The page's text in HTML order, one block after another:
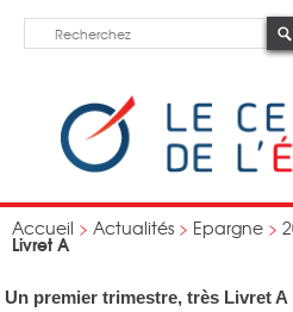
Accueil > Actualités > Epargne >
Livret A
Un premier trimestre, très Livret A